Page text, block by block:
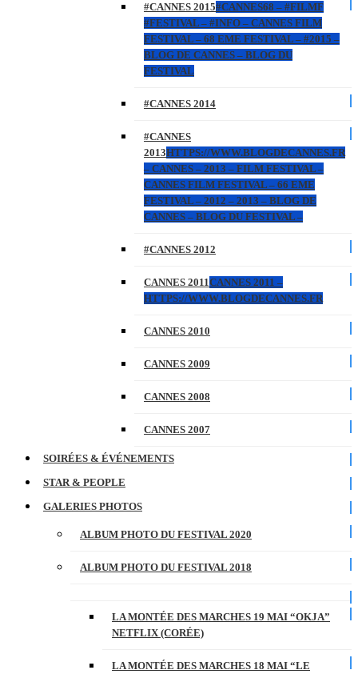
#CANNES 2015#CANNES68 – #FILMF
#FESTIVAL – #INFO – CANNES FILM
FESTIVAL – 68 EME FESTIVAL – #2015 –
BLOG DE CANNES – BLOG DU
FESTIVAL
#CANNES 2014
#CANNES
2013HTTPS://WWW.BLOGDECANNES.FR
– CANNES – 2013 – FILM FESTIVAL –
CANNES FILM FESTIVAL – 66 EME
FESTIVAL – 2012 – 2013 – BLOG DE
CANNES – BLOG DU FESTIVAL –
#CANNES 2012
CANNES 2011CANNES 2011 –
HTTPS://WWW.BLOGDECANNES.FR
CANNES 2010
CANNES 2009
CANNES 2008
CANNES 2007
SOIRÉES & ÉVÉNEMENTS
STAR & PEOPLE
GALERIES PHOTOS
ALBUM PHOTO DU FESTIVAL 2020
ALBUM PHOTO DU FESTIVAL 2018
LA MONTÉE DES MARCHES 19 MAI “OKJA”
NETFLIX (CORÉE)
LA MONTÉE DES MARCHES 18 MAI “LE